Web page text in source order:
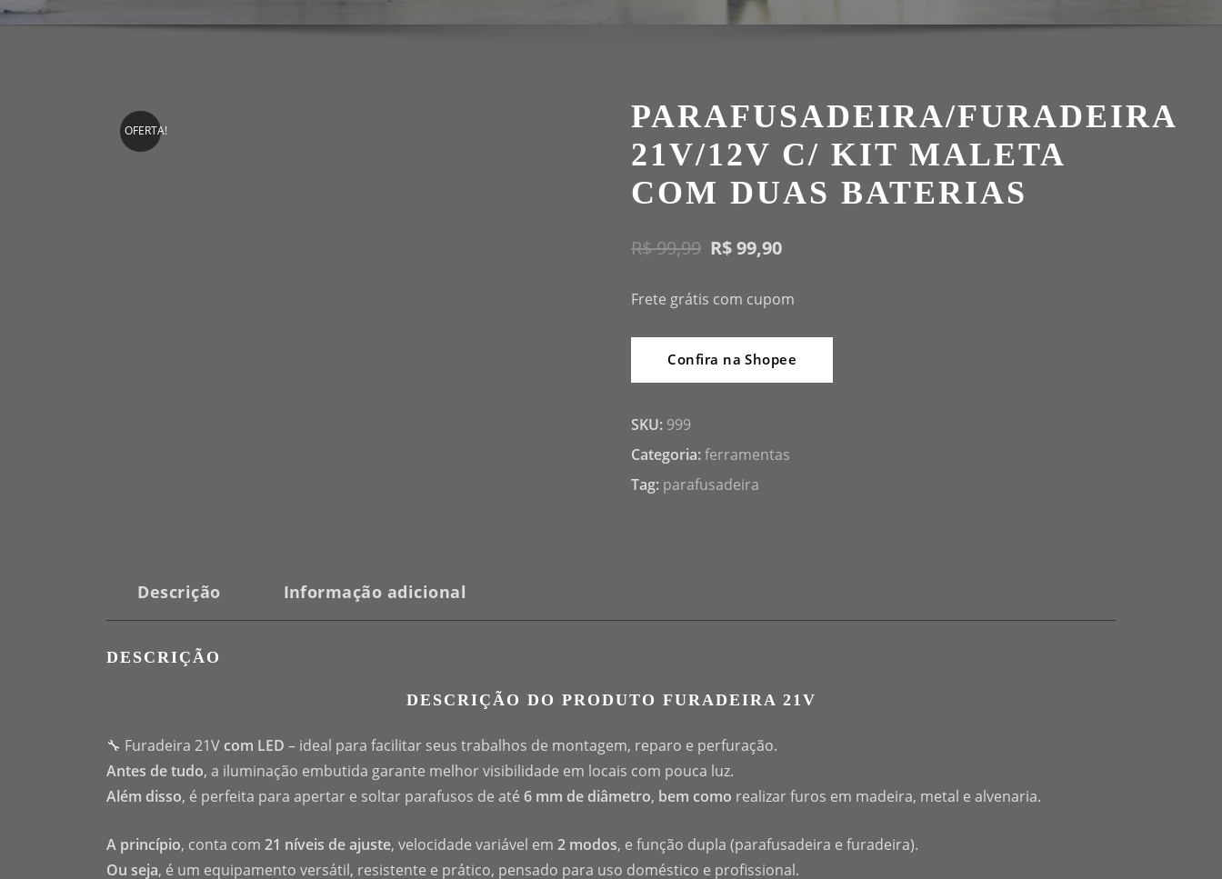
OFERTA!
PARAFUSADEIRA/FURADEIRA
21V/12V C/ KIT MALETA
COM DUAS BATERIAS
R$99,99 O
original
era:
R$ 99,99.
R$99,90
atual
é:
Frete grátis com cupom
Confira na Shopee
SKU: 999
Categoria:ferramentas
Tag: parafusadeira
Descrição Informação adicional
DESCRIÇÃO
DESCRIÇÃO DO PRODUTO FURADEIRA 21V
🔧 Furadeira 21V com LED – ideal para facilitar seus trabalhos de montagem, reparo e perfuração.
Antes de tudo, a iluminação embutida garante melhor visibilidade em locais com pouca luz.
Além disso, é perfeita para apertar e soltar parafusos de até 6 mm de diâmetro, bem como realizar furos em madeira, metal e alvenaria.
A princípio, conta com 21 níveis de ajuste, velocidade variável em 2 modos, e função dupla (parafusadeira e furadeira).
Ou seja, é um equipamento versátil, resistente e prático, pensado para uso doméstico e profissional.